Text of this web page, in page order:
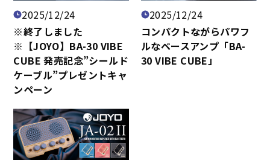
2025/12/24
※終了しました
※【JOYO】BA-30 VIBE
CUBE 発売記念”シールド
ケーブル”プレゼントキャ
ンペーン
2025/12/24
コンパクトながらパワフ
ルなベースアンプ「BA-
30 VIBE CUBE」